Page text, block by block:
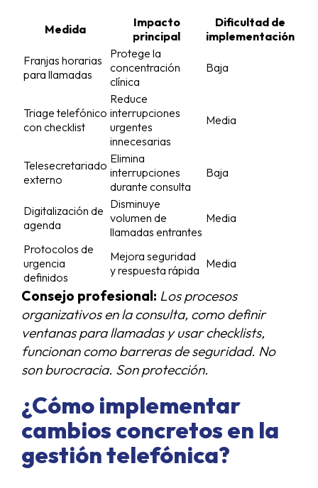
Medida
Impacto
principal
Dificultad de
implementación
Franjas horarias
para llamadas
Protege la
concentración
clínica
Baja
Triage telefónico
con checklist
Reduce
interrupciones
urgentes
innecesarias
Media
Telesecretariado
externo
Elimina
interrupciones
durante consulta
Baja
Digitalización de
agenda
Disminuye
volumen de
llamadas entrantes
Media
Protocolos de
urgencia
definidos
Mejora seguridad
y respuesta rápida Media
Consejo profesional: Los procesos
organizativos en la consulta, como definir
ventanas para llamadas y usar checklists,
funcionan como barreras de seguridad. No
son burocracia. Son protección.
¿Cómo implementar
cambios concretos en la
gestión telefónica?